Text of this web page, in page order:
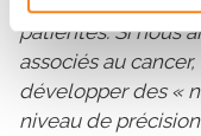
patientes. Si nous
associés au
développer des «
niveau de